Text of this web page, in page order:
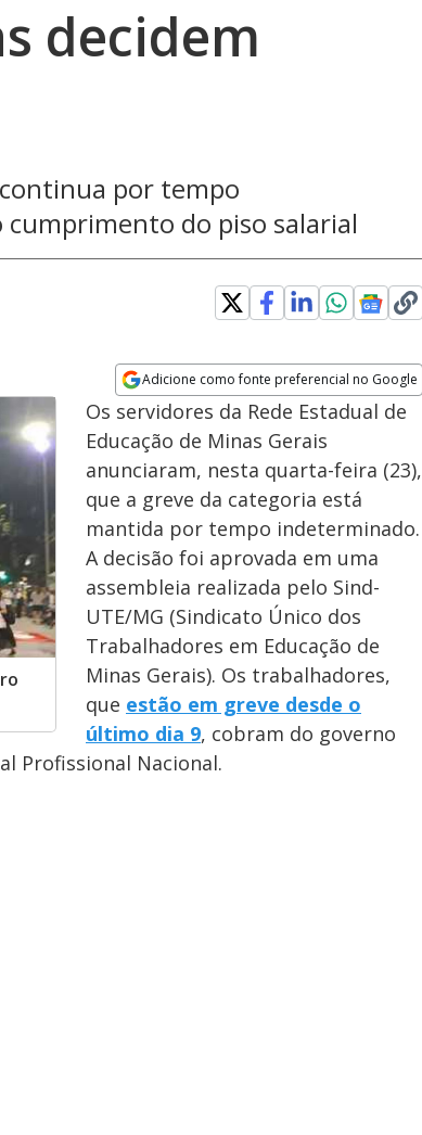
decidem
por tempo
do piso salarial
Adicione como fonte preferencial no Google
Opens in new window
Os servidores da Rede Estadual de
Educação de Minas Gerais
anunciaram, nesta quarta-feira (23),
que a greve da categoria está
mantida por tempo indeterminado.
A decisão foi aprovada em uma
assembleia realizada pelo Sind-
UTE/MG (Sindicato Único dos
Trabalhadores em Educação de
Minas Gerais). Os trabalhadores,
que estão em greve desde o
último dia 9, cobram do governo
Profissional Nacional.